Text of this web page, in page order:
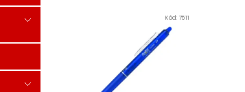
Kód:7511